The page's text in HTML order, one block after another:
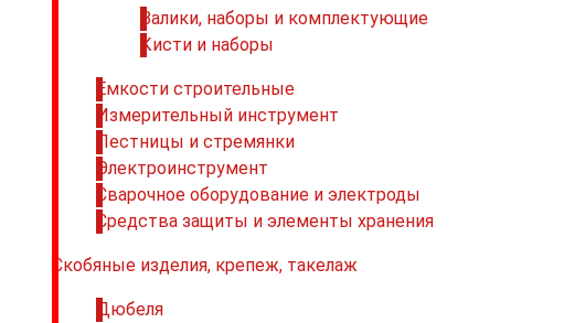
Валики, наборы и комплектующие
Кисти и наборы
Емкости строительные
Измерительный инструмент
Лестницы и стремянки
Электроинструмент
Сварочное оборудование и электроды
Средства защиты и элементы хранения
Скобяные изделия, крепеж, такелаж
Дюбеля